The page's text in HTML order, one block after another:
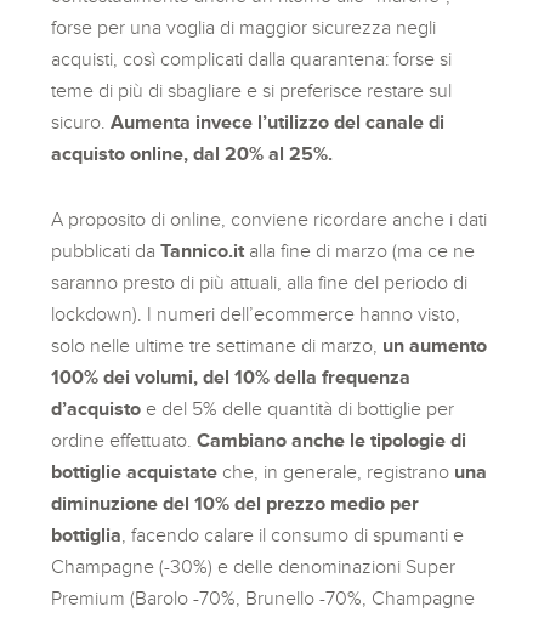
forse per una voglia di maggior sicurezza negli
acquisti, così complicati dalla quarantena: forse si
teme di più di sbagliare e si preferisce restare sul
sicuro.Aumenta invece l’utilizzo del canale di
acquisto online, dal 20% al 25%.
A proposito di online, conviene ricordare anche i dati
pubblicati daTannico.it alla fine di marzo (ma ce ne
saranno presto di più attuali, alla fine del periodo di
lockdown). I numeri dell’ecommerce hanno visto,
solo nelle ultime tre settimane di marzo, un aumento
100% dei volumi, del 10% della frequenza
d’acquisto e del 5% delle quantità di bottiglie per
ordine effettuato.Cambiano anche le tipologie di
bottiglie acquistate che, in generale, registrano una
diminuzione del 10% del prezzo medio per
bottiglia , facendo calare il consumo di spumanti e
Champagne (-30%) e delle denominazioni Super
Premium (Barolo -70%, Brunello -70%, Champagne